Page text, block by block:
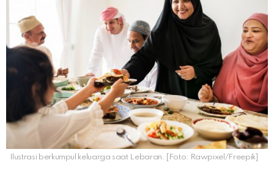
Ilustrasi berkumpul keluarga saat Lebaran. [Foto: Rawpixel/Freepik]